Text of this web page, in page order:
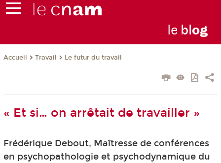
le blog
Accueil Travail Le futur du travail
« Et si… on arrêtait de travailler »
Frédérique Debout, Maîtresse de conférences
en psychopathologie et psychodynamique du